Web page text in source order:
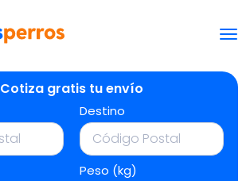
Cotiza gratis tu envío
Destino
Peso (kg)